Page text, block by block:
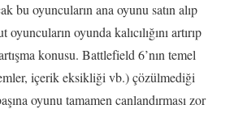
bu oyuncuların ana oyunu satın alıp
oyunda kalıcılığını artırıp
konusu. Battlefield 6’nın temel
içerik eksikliği vb.) çözülmediği
oyunu tamamen canlandırması zor